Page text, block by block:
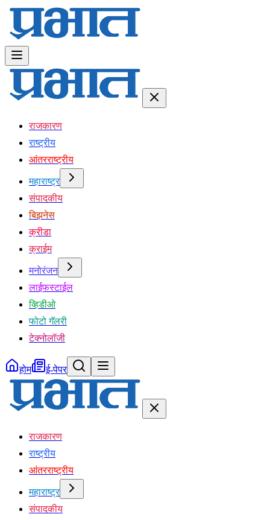
राजकारण
राष्ट्रीय
आंतरराष्ट्रीय
महाराष्ट्र
संपादकीय
बिझनेस
क्रीडा
क्राईम
मनोरंजन
लाईफस्टाईल
व्हिडीओ
फोटो गॅलरी
टेक्नोलॉजी
होम ई-पेपर
राजकारण
राष्ट्रीय
आंतरराष्ट्रीय
महाराष्ट्र
संपादकीय